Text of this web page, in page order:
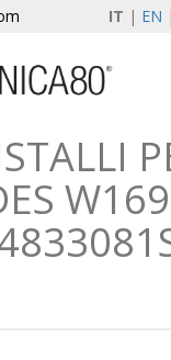
IT | EN
domenica 9